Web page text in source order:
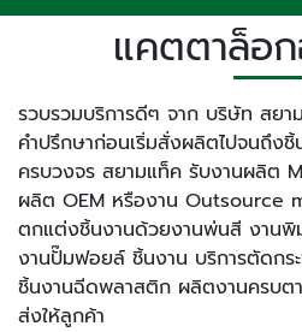
แคตตาล็อ
รวบรวมบริการดีๆ จาก บริษัท สย
คำปรึกษาก่อนเริ่มสั่งผลิตไปจนถึง
ครบวงจร สยามแท็ค รับงานผลิต
ผลิต OEM หรืองาน Outsource
ตกแต่งชิ้นงานด้วยงานพ่นสี งาน
งานปั๊มฟอยล์ ชิ้นงาน บริการตัดกร
ชิ้นงานฉีดพลาสติก ผลิตงานครบต
ส่งให้ลูกค้า